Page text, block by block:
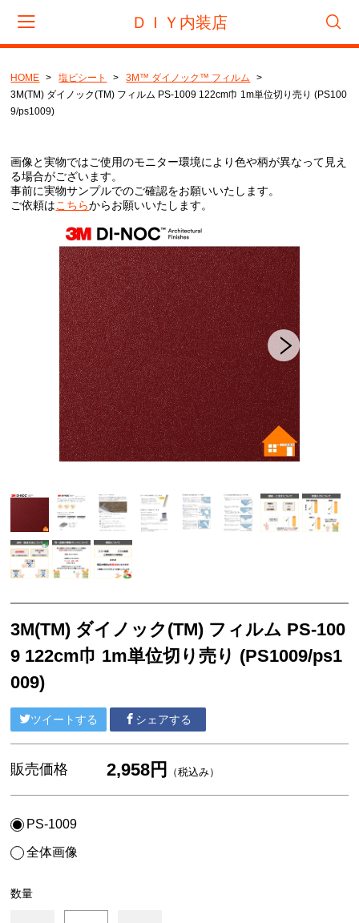
ＤＩＹ内装店
フロアタイル
サンゲツ
タジマ
置き敷きビニル床タイル
サンゲツ
リフォームタイル
サンゲツ リフォルタ
東リ ピタフィー
東リ LAYフローリング
塩ビシート
ベルビアン
リアテック
クッションフロア
襖引き手
ソフト巾木
サンゲツ
中川ケミカル
フォグラス
HOME 塩ビシート
3M™ ダイノック™ フィルム
3M(TM) ダイノック(TM) フィルム PS-1009 122cm巾 1m単位切り売り (PS100
9/ps1009)
画像と実物ではご使用のモニター環境により色や柄が異なって見え
る場合がございます。
事前に実物サンプルでのご確認をお願いいたします。
ご依頼はこちらからお願いいたします。
3M(TM) ダイノック(TM) フィルム PS-100
9 122cm巾 1m単位切り売り (PS1009/ps1
009)
ツイートする シェアする
販売価格 2,958円 （税込み）
PS-1009
全体画像
数量